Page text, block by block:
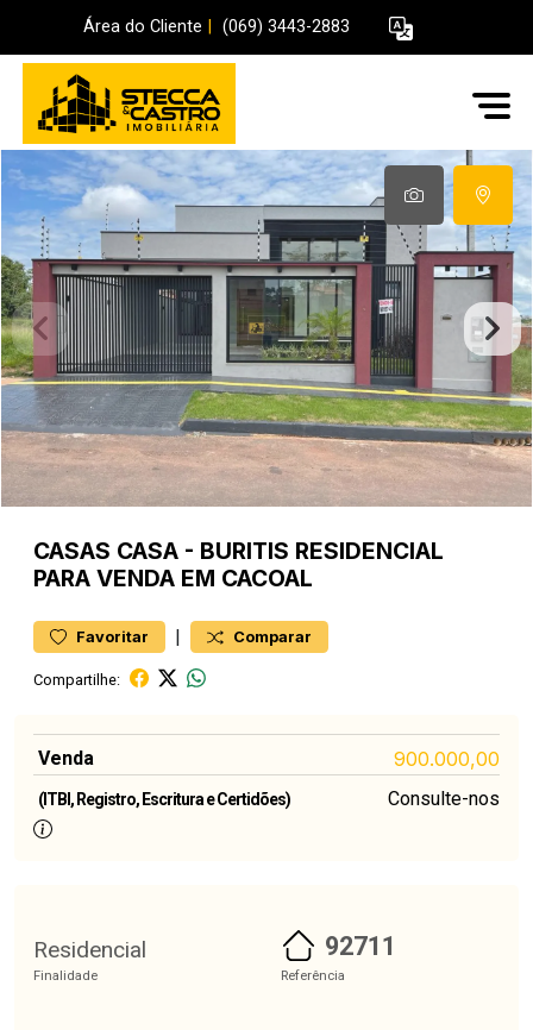
Área do Cliente (069) 3443-2883
CASAS CASA - BURITIS RESIDENCIAL
PARA VENDA EM CACOAL
Favoritar | Comparar
Compartilhe:
Venda 900.000,00
(ITBI, Registro, Escritura e Certidões) Consulte-nos
Residencial
Finalidade
92711
Referência